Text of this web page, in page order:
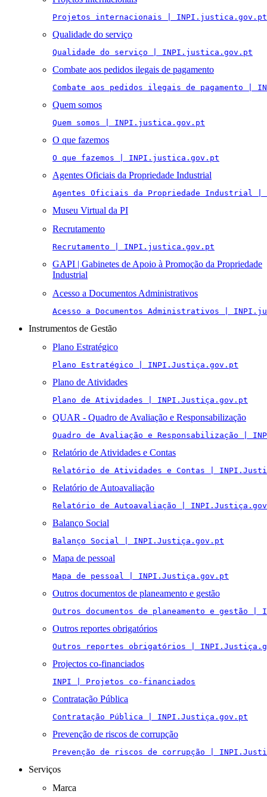
Projetos internacionais | INPI.justica.gov.pt
Qualidade do serviço
Qualidade do serviço | INPI.justica.gov.pt
Combate aos pedidos ilegais de pagamento
Combate aos pedidos ilegais de pagamento |
Quem somos
Quem somos | INPI.justica.gov.pt
O que fazemos
O que fazemos | INPI.justica.gov.pt
Agentes Oficiais da Propriedade Industrial
Agentes Oficiais da Propriedade Industrial
Museu Virtual da PI
Recrutamento
Recrutamento | INPI.justica.gov.pt
GAPI | Gabinetes de Apoio à Promoção da Propriedade
Industrial
Acesso a Documentos Administrativos
Acesso a Documentos Administrativos |
Instrumentos de Gestão
Plano Estratégico
Plano Estratégico | INPI.Justiça.gov.pt
Plano de Atividades
Plano de Atividades | INPI.Justiça.gov.pt
QUAR - Quadro de Avaliação e Responsabilização
Quadro de Avaliação e Responsabilização |
Relatório de Atividades e Contas
Relatório de Atividades e Contas |
Relatório de Autoavaliação
Relatório de Autoavaliação |
Balanço Social
Balanço Social | INPI.Justiça.gov.pt
Mapa de pessoal
Mapa de pessoal | INPI.Justiça.gov.pt
Outros documentos de planeamento e gestão
Outros documentos de planeamento e gestão
Outros reportes obrigatórios
Outros reportes obrigatórios |
Projectos co-financiados
INPI | Projetos co-financiados
Contratação Pública
Contratação Pública | INPI.Justiça.gov.pt
Prevenção de riscos de corrupção
Prevenção de riscos de corrupção |
Serviços
Marca